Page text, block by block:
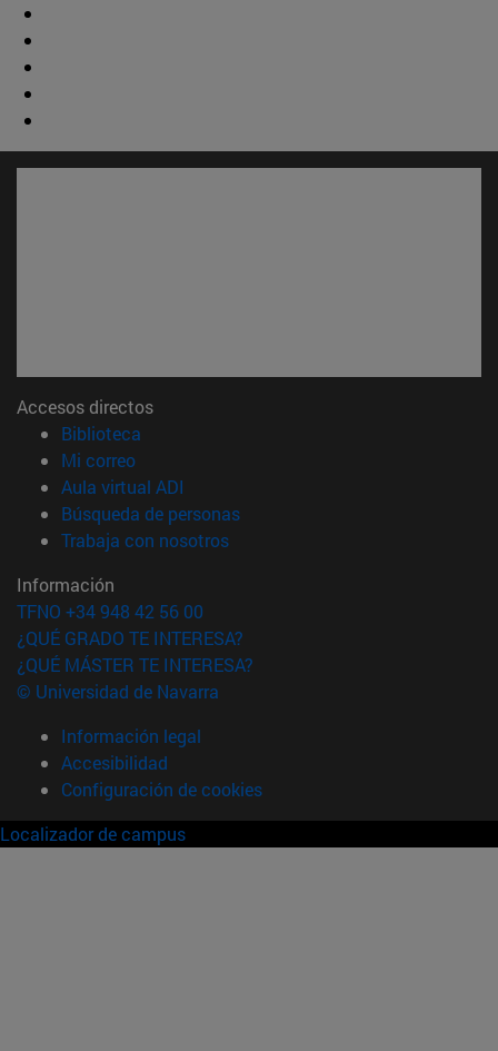
Accesos directos
Biblioteca
Mi correo(abre en nueva ventana)
Aula virtual ADI
Búsqueda de personas(abre en nueva ventana)
Trabaja con nosotros(abre en nueva ventana)
Información
TFNO +34 948 42 56 00
¿QUÉ GRADO TE INTERESA?
¿QUÉ MÁSTER TE INTERESA?
© Universidad de Navarra
Información legal
Accesibilidad
Configuración de cookies
Localizador de campus